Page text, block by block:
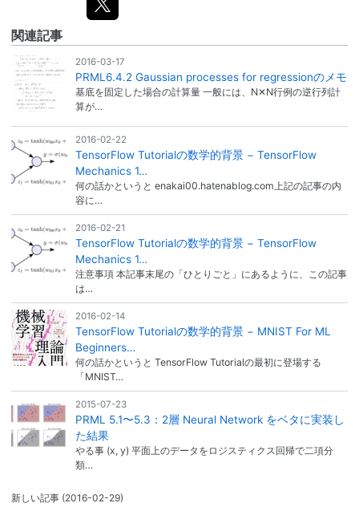
関連記事
2016-03-17
PRML6.4.2 Gaussian processes for regressionのメモ
基底を固定した場合の計算量 一般には、N✕N行例の逆行列計
算が…
2016-02-22
TensorFlow Tutorialの数学的背景 − TensorFlow
Mechanics 1…
何の話かというと enakai00.hatenablog.com上記の記事の内
容に…
2016-02-21
TensorFlow Tutorialの数学的背景 − TensorFlow
Mechanics 1…
注意事項 本記事末尾の「ひとりごと」にあるように、この記事
は…
2016-02-14
TensorFlow Tutorialの数学的背景 − MNIST For ML
Beginners…
何の話かというと TensorFlow Tutorialの最初に登場する
「MNIST…
2015-07-23
PRML 5.1〜5.3：2層 Neural Network をベタに実装し
た結果
やる事 (x, y) 平面上のデータをロジスティクス回帰で二項分
類…
新しい記事 (2016-02-29)